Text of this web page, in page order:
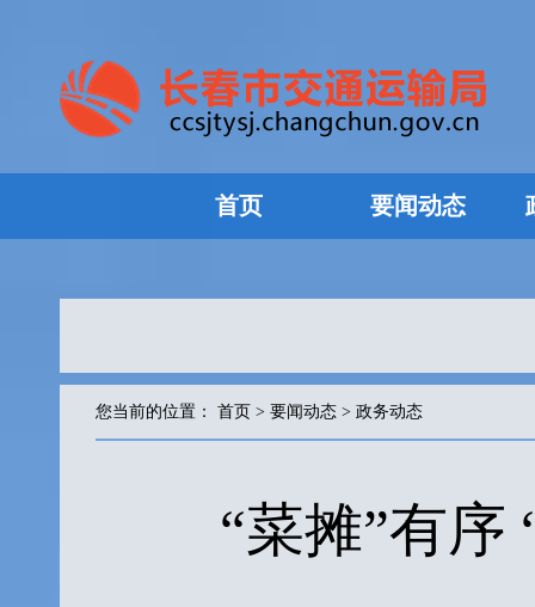
首页 要闻动态
您当前的位置： 首页 > 要闻动态 > 政务动态
“菜摊”有